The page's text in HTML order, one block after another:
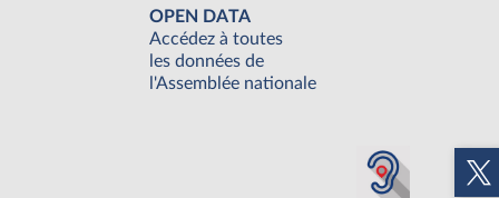
OPEN DATA
Accédez à toutes
les données de
l'Assemblée nationale